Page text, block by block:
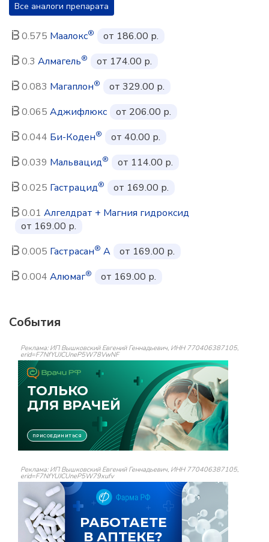
Все аналоги препарата
0.575 Маалокс®
от 186.00 р.
0.3 Алмагель®
от 174.00 р.
0.083 Магаплон®
от 329.00 р.
0.065 Аджифлюкс
от 206.00 р.
0.044 Би-Коден®
от 40.00 р.
0.039 Мальвацид®
от 114.00 р.
0.025 Гастрацид®
от 169.00 р.
0.01 Алгелдрат + Магния гидроксид
от 169.00 р.
0.005 Гастрасан® А
от 169.00 р.
0.004 Алюмаг® от 169.00 р.
События
Реклама: ИП Вышковский Евгений Геннадьевич, ИНН 770406387105,
erid=F7NfYUJCUneP5W78VwNF
Реклама: ИП Вышковский Евгений Геннадьевич, ИНН 770406387105,
erid=F7NfYUJCUneP5W79xufv